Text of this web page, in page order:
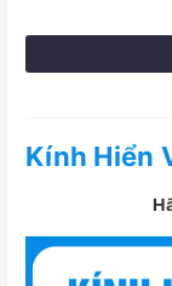
Kính Hiển